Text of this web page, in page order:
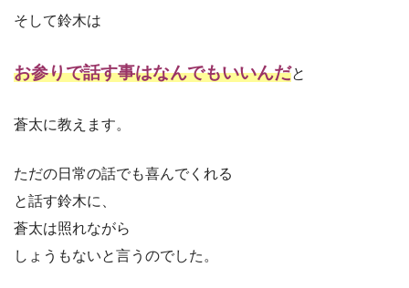
そして鈴木は
お参りで話す事はなんでもいいんだと
蒼太に教えます。
ただの日常の話でも喜んでくれる
と話す鈴木に、
蒼太は照れながら
しょうもないと言うのでした。